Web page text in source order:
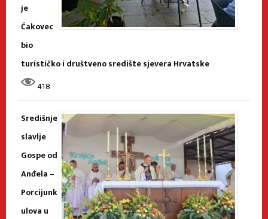
je
Čakovec
bio
turističko i društveno središte sjevera Hrvatske
418
Središnje
slavlje
Gospe od
Anđela –
Porcijunk
ulova u